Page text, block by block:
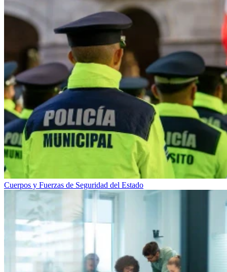
Cuerpos y Fuerzas de Seguridad del Estado